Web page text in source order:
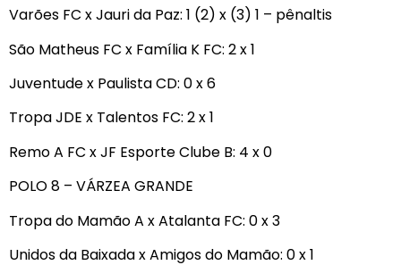
Varões FC x Jauri da Paz: 1 (2) x (3) 1 – pênaltis
São Matheus FC x Família K FC: 2 x 1
Juventude x Paulista CD: 0 x 6
Tropa JDE x Talentos FC: 2 x 1
Remo A FC x JF Esporte Clube B: 4 x 0
POLO 8 – VÁRZEA GRANDE
Tropa do Mamão A x Atalanta FC: 0 x 3
Unidos da Baixada x Amigos do Mamão: 0 x 1